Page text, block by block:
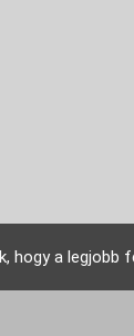
hogy a legjobb